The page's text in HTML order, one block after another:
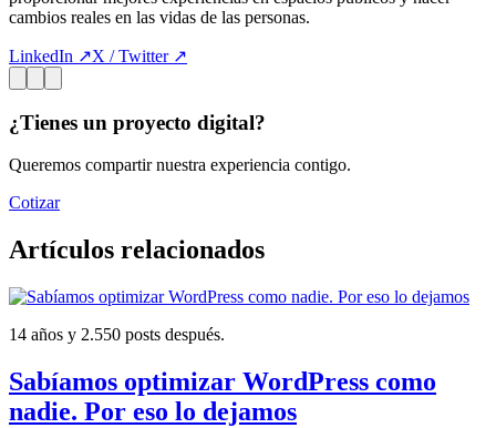
cambios reales en las vidas de las personas.
LinkedIn ↗X / Twitter ↗
¿Tienes un proyecto digital?
Queremos compartir nuestra experiencia contigo.
Cotizar
Artículos relacionados
14 años y 2.550 posts después.
Sabíamos optimizar WordPress como
nadie. Por eso lo dejamos